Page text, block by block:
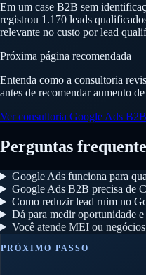
Em um case B2B sem
registrou 1.170 leads
relevante no custo por lead
Próxima página recomendada
Entenda como a consultoria
antes de recomendar aumento
Ver consultoria Google Ads B2B
Perguntas
Google Ads funciona para
Google Ads B2B precisa de
Como reduzir lead ruim no
Dá para medir oportunidade
Você atende MEI ou
PRÓXIMO PASSO